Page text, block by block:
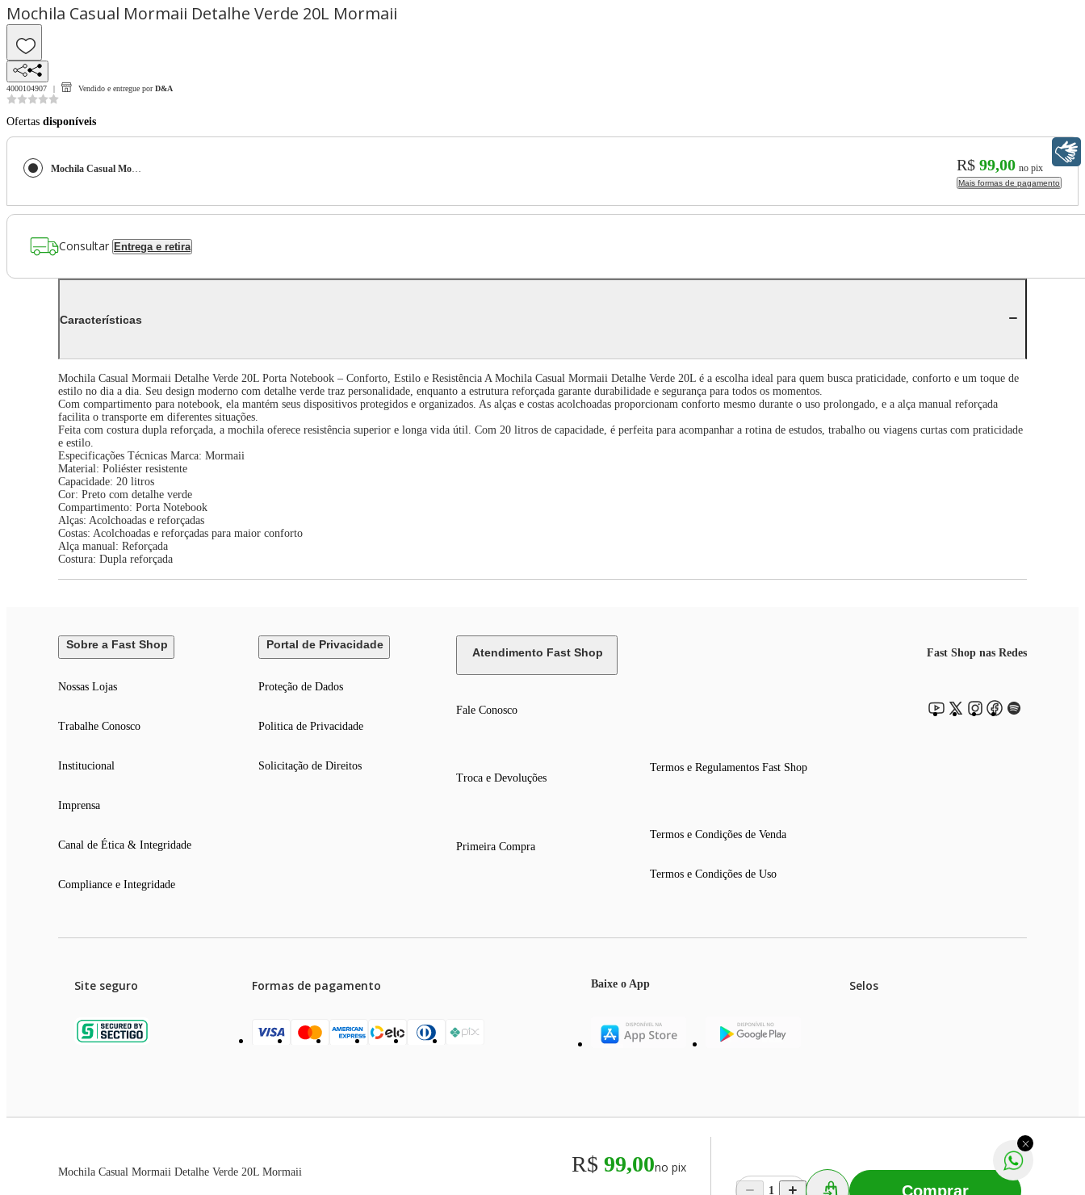
Mochila Casual Mormaii Detalhe Verde 20L Mormaii R$ 99,00no pix
1 Comprar
Mochila Casual Mormaii Detalhe Verde 20L Mormaii
4000104907 Vendido e entregue por D&A
Ofertas disponíveis
Mochila Casual Mormaii Detalhe Verde 20L Mormaii R$ 99,00 no pix
Mais formas de pagamento
Consultar Entrega e retira
Características
Mochila Casual Mormaii Detalhe Verde 20L Porta Notebook – Conforto, Estilo e Resistência A Mochila Casual Mormaii Detalhe Verde 20L é a escolha ideal para quem busca praticidade, conforto e um toque de
estilo no dia a dia. Seu design moderno com detalhe verde traz personalidade, enquanto a estrutura reforçada garante durabilidade e segurança para todos os momentos.
Com compartimento para notebook, ela mantém seus dispositivos protegidos e organizados. As alças e costas acolchoadas proporcionam conforto mesmo durante o uso prolongado, e a alça manual reforçada
facilita o transporte em diferentes situações.
Feita com costura dupla reforçada, a mochila oferece resistência superior e longa vida útil. Com 20 litros de capacidade, é perfeita para acompanhar a rotina de estudos, trabalho ou viagens curtas com praticidade
e estilo.
Especificações Técnicas Marca: Mormaii
Material: Poliéster resistente
Capacidade: 20 litros
Cor: Preto com detalhe verde
Compartimento: Porta Notebook
Alças: Acolchoadas e reforçadas
Costas: Acolchoadas e reforçadas para maior conforto
Alça manual: Reforçada
Costura: Dupla reforçada
Sobre a Fast Shop
Nossas Lojas
Trabalhe Conosco
Institucional
Imprensa
Canal de Ética & Integridade
Compliance e Integridade
Portal de Privacidade
Proteção de Dados
Politica de Privacidade
Solicitação de Direitos
Atendimento Fast Shop
Fale Conosco
Troca e Devoluções
Primeira Compra
Termos e Regulamentos Fast Shop
Termos e Condições de Venda
Termos e Condições de Uso
Fast Shop nas Redes
Site seguro Formas de pagamento Baixe o App Selos
Preços e condições de pagamento válidos exclusivamente para compras efetuadas no site, podendo diferir na rede de lojas físicas.
As imagens dos produtos são meramente ilustrativas. Todos os preços e condições comerciais estão sujeitos a alteração sem aviso prévio. Fast Shop S. A. CNPJ: 43.708.379/0001-